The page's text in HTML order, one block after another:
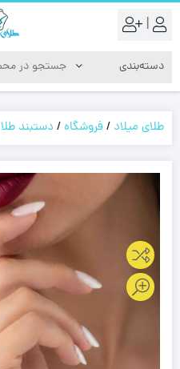
|
طلای میلاد /فروشگاه/ دستبند طلا